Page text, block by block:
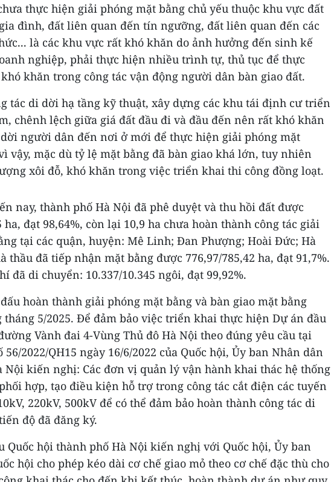
thực hiện giải phóng mặt bằng chủ yếu thuộc khu vực đất
đình, đất liên quan đến tín ngưỡng, đất liên quan đến các
là các khu vực rất khó khăn do ảnh hưởng đến sinh kế
nghiệp, phải thực hiện nhiều trình tự, thủ tục để thực
khăn trong công tác vận động người dân bàn giao đất.
tác di dời hạ tầng kỹ thuật, xây dựng các khu tái định cư triển
chênh lệch giữa giá đất đầu đi và đầu đến nên rất khó khăn
người dân đến nơi ở mới để thực hiện giải phóng mặt
vậy, mặc dù tỷ lệ mặt bằng đã bàn giao khá lớn, tuy nhiên
xôi đỗ, khó khăn trong việc triển khai thi công đồng loạt.
nay, thành phố Hà Nội đã phê duyệt và thu hồi đất được
ha, đạt 98,64%, còn lại 10,9 ha chưa hoàn thành công tác giải
tại các quận, huyện: Mê Linh; Đan Phượng; Hoài Đức; Hà
thầu đã tiếp nhận mặt bằng được 776,97/785,42 ha, đạt 91,7%.
đã di chuyển: 10.337/10.345 ngôi, đạt 99,92%.
hoàn thành giải phóng mặt bằng và bàn giao mặt bằng
tháng 5/2025. Để đảm bảo việc triển khai thực hiện Dự án đầu
Vành đai 4-Vùng Thủ đô Hà Nội theo đúng yêu cầu tại
56/2022/QH15 ngày 16/6/2022 của Quốc hội, Ủy ban Nhân dân
Nội kiến nghị: Các đơn vị quản lý vận hành khai thác hệ thống
hợp, tạo điều kiện hỗ trợ trong công tác cắt điện các tuyến
220kV, 500kV để có thể đảm bảo hoàn thành công tác di
độ đã đăng ký.
Quốc hội thành phố Hà Nội kiến nghị với Quốc hội, Ủy ban
hội cho phép kéo dài cơ chế giao mỏ theo cơ chế đặc thù cho